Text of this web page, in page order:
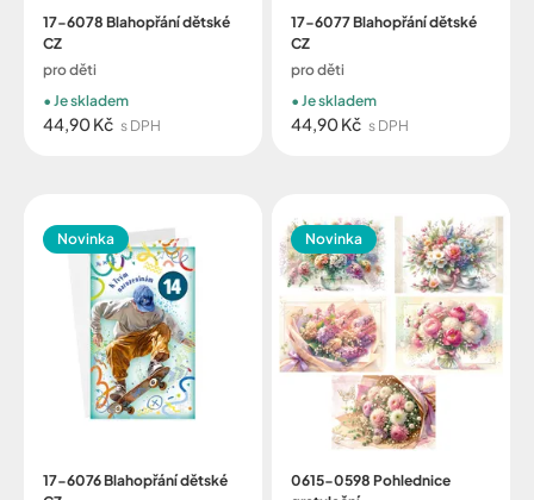
17-6078 Blahopřání dětské
CZ
pro děti
44,90 Kč s DPH
Je skladem
17-6077 Blahopřání dětské
CZ
pro děti
44,90 Kč s DPH
Je skladem
Novinka
17-6076 Blahopřání dětské
Novinka
0615-0598 Pohlednice